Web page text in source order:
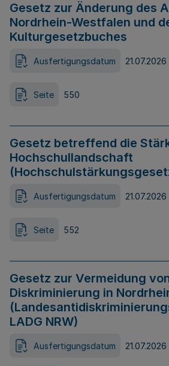
Gesetz zur Änderung des
Nordrhein-Westfalen und
Kulturgesetzbuches
Ausfertigungsdatum 21.07.2026
Seite 550
Gesetz betreffend die
Hochschullandschaft
Ausfertigungsdatum 21.07.2026
Seite 552
Gesetz zur Vermeidung
Diskriminierung in
LADG NRW)
Ausfertigungsdatum 21.07.2026